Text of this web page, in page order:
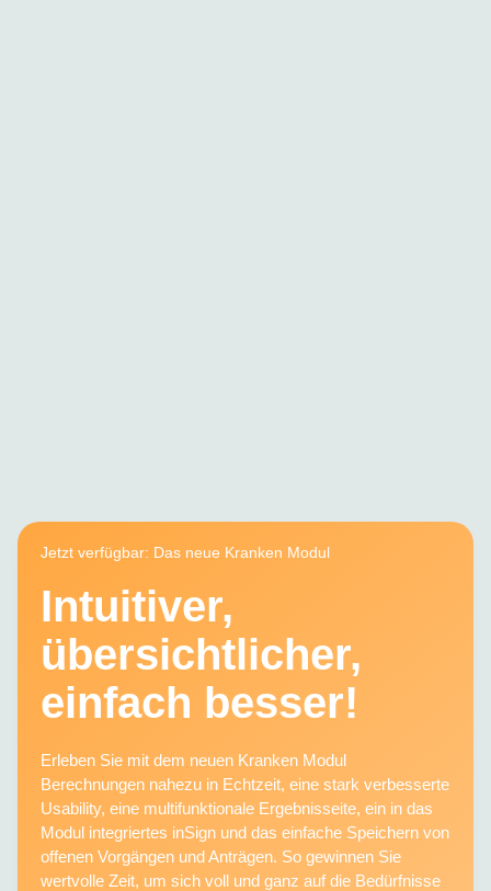
Jetzt verfügbar: Das neue Kranken Modul
Intuitiver,
übersichtlicher,
einfach besser!
Erleben Sie mit dem neuen Kranken Modul
Berechnungen nahezu in Echtzeit, eine stark verbesserte
Usability, eine multifunktionale Ergebnisseite, ein in das
Modul integriertes inSign und das einfache Speichern von
offenen Vorgängen und Anträgen. So gewinnen Sie
wertvolle Zeit, um sich voll und ganz auf die Bedürfnisse